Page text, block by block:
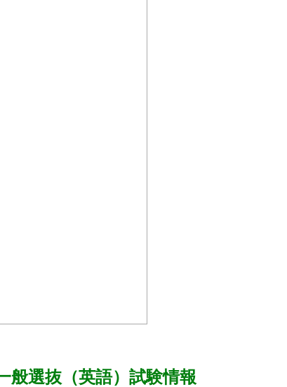
般選抜（英語）試験情報